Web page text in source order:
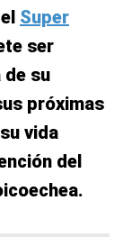
Super
ser
de su
próximas
vida
del